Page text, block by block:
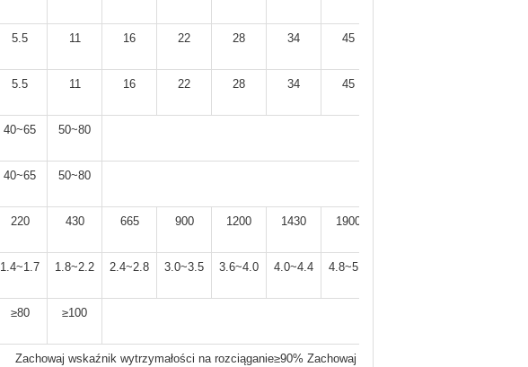
5.5 11 16 22 28 34 45
5.5 11 16 22 28 34 45
40~65 50~80
40~65 50~80
220 430 665 900 1200 1430 1900
1.4~1.7 1.8~2.2 2.4~2.8 3.0~3.5 3.6~4.0 4.0~4.4 4.8~5.2
≥80 ≥100
Zachowaj wskaźnik wytrzymałości na rozciąganie≥90% Zachowaj wskaźnik